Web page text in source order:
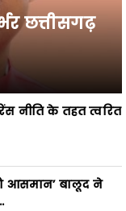
छत्तीसगढ़
नीति के तहत त्वरित
आसमान’ बालूद ने